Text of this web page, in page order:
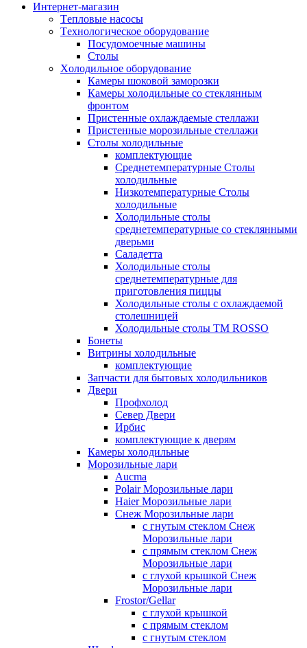
Интернет-магазин
Tепловые насосы
Tехнологическое оборудование
Посудомоечные машины
Столы
Xолодильное оборудование
Камеры шоковой заморозки
Камеры холодильные со стеклянным
фронтом
Пристенные охлаждаемые стеллажи
Пристенные морозильные стеллажи
Столы холодильные
комплектующие
Среднетемпературные Столы
холодильные
Низкотемпературные Столы
холодильные
Холодильные столы
среднетемпературные со стеклянными
дверьми
Саладетта
Холодильные столы
среднетемпературные для
приготовления пиццы
Холодильные столы с охлаждаемой
столешницей
Холодильные столы ТМ ROSSO
Бонеты
Витрины холодильные
комплектующие
Запчасти для бытовых холодильников
Двери
Профхолод
Север Двери
Ирбис
комплектующие к дверям
Камеры холодильные
Морозильные лари
Aucma
Polair Морозильные лари
Haier Морозильные лари
Снеж Морозильные лари
с гнутым стеклом Снеж
Морозильные лари
с прямым стеклом Снеж
Морозильные лари
с глухой крышкой Снеж
Морозильные лари
Frostor/Gellar
с глухой крышкой
с прямым стеклом
с гнутым стеклом